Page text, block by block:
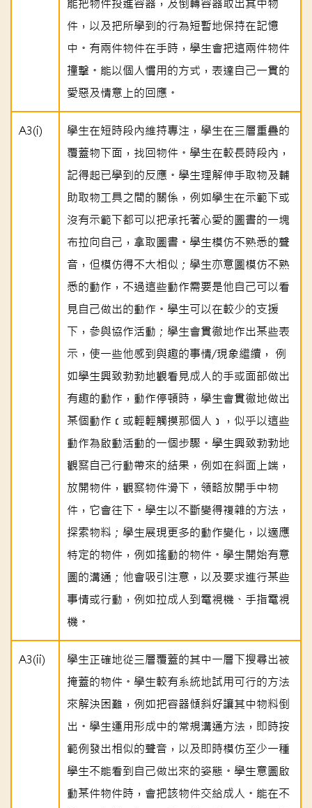
能把物件投進容器，及倒轉容器取出其中物
件，以及把所學到的行為短暫地保持在記憶
中。有兩件物件在手時，學生會把這兩件物件
撞擊。能以個人慣用的方式，表達自己一貫的
愛惡及情意上的回應。
A3(i)
學生在短時段內維持專注，學生在三層重疊的
覆蓋物下面，找回物件。學生在較長時段內，
記得起已學到的反應。學生理解伸手取物及輔
助取物工具之間的關係，例如學生在示範下或
沒有示範下都可以把承托著心愛的圖書的一塊
布拉向自己，拿取圖書。學生模仿不熟悉的聲
音，但模仿得不大相似；學生亦意圖模仿不熟
悉的動作，不過這些動作需要是他自己可以看
見自己做出的動作。學生可以在較少的支援
下，參與協作活動；學生會貫徹地作出某些表
示，使一些他感到與趣的事情/現象繼續， 例
如學生興致勃勃地觀看見成人的手或面部做出
有趣的動作，動作停頓時，學生會貫徹地做出
某個動作﹝或輕輕觸摸那個人﹞，似乎以這些
動作為啟動活動的一個步驟。學生興致勃勃地
觀察自己行動帶來的結果，例如在斜面上端，
放開物件，觀察物件滑下，領略放開手中物
件，它會往下。學生以不斷變得複雜的方法，
探索物料；學生展現更多的動作變化，以適應
特定的物件，例如搖動的物件。學生開始有意
圖的溝通；他會吸引注意，以及要求進行某些
事情或行動，例如拉成人到電視機、手指電視
機。
A3(ii)
學生正確地從三層覆蓋的其中一層下搜尋出被
掩蓋的物件。學生較有系統地試用可行的方法
來解決困難，例如把容器傾斜好讓其中物料倒
出。學生運用形成中的常規溝通方法，即時按
範例發出相似的聲音，以及即時模仿至少一種
學生不能看到自己做出來的姿態。學生意圖啟
動某件物件時，會把該物件交給成人。能在不